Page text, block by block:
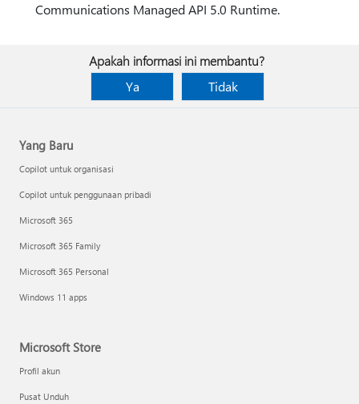
Communications Managed API 5.0 Runtime.
Apakah informasi ini membantu?
Ya
Tidak
Yang Baru
Copilot untuk organisasi
Copilot untuk penggunaan pribadi
Microsoft 365
Microsoft 365 Family
Microsoft 365 Personal
Windows 11 apps
Microsoft Store
Profil akun
Pusat Unduh